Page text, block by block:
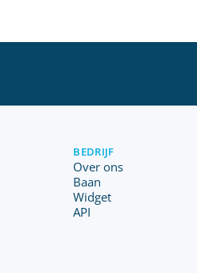
BEDRIJF
Over ons
Baan
Widget
API